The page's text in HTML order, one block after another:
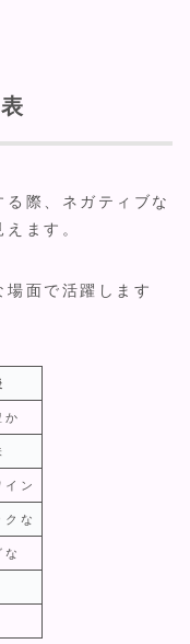
際、ネガティブな
ます。
面で活躍します
か
イン
クな
な